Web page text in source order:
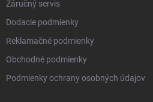
Záručný servis
Dodacie podmienky
Reklamačné podmienky
Obchodné podmienky
Podmienky ochrany osobných údajov